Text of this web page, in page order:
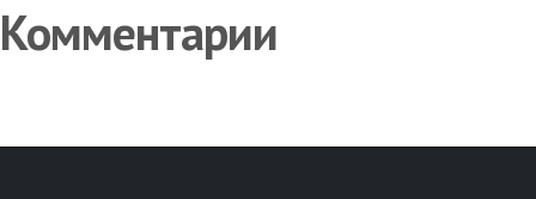
Комментарии